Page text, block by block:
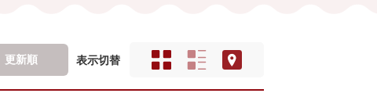
更新順 表示切替